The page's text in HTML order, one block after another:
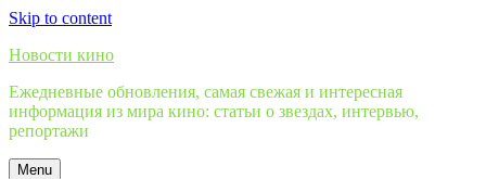
Skip to content
Новости кино
Ежедневные обновления, самая свежая и интересная
информация из мира кино: статьи о звездах, интервью,
репортажи
Menu